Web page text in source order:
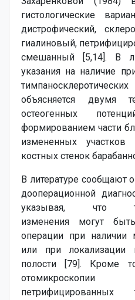
гистологические
дистрофический,
гиалиновый,
смешанный [5,14]. В
указания на наличие
объясняется двумя
остеогенных
формированием части
измененных
костных стенок
В литературе сообщают
дооперационной
указывая, что
изменения могут
операции при наличии
или при локализации
полости [79]. Кроме
петрифицированных